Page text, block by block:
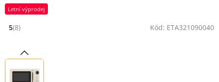
Letní výprodej
Hodnocení: 5 z 5 (8 recenzí)
5(8) Kód: ETA321090040